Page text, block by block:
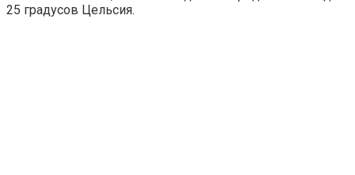
25 градусов Цельсия.